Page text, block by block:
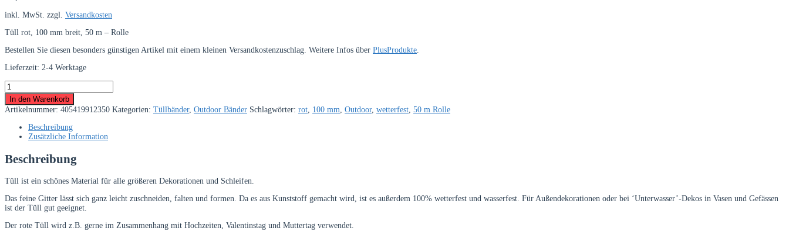
inkl. MwSt. zzgl. Versandkosten
Tüll rot, 100 mm breit, 50 m – Rolle
Bestellen Sie diesen besonders günstigen Artikel mit einem kleinen Versandkostenzuschlag. Weitere Infos über PlusProdukte.
Lieferzeit: 2-4 Werktage
Tüll
rot,
100
mm
Menge
In den Warenkorb
Artikelnummer: 405419912350 Kategorien: Tüllbänder, Outdoor Bänder Schlagwörter: rot, 100 mm, Outdoor, wetterfest, 50 m Rolle
Beschreibung
Zusätzliche Information
Beschreibung
Tüll ist ein schönes Material für alle größeren Dekorationen und Schleifen.
Das feine Gitter lässt sich ganz leicht zuschneiden, falten und formen. Da es aus Kunststoff gemacht wird, ist es außerdem 100% wetterfest und wasserfest. Für Außendekorationen oder bei ‘Unterwasser’-Dekos in Vasen und Gefässen
ist der Tüll gut geeignet.
Der rote Tüll wird z.B. gerne im Zusammenhang mit Hochzeiten, Valentinstag und Muttertag verwendet.